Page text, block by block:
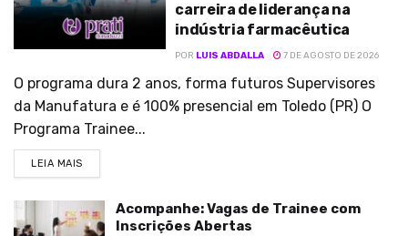
carreira de liderança na
indústria farmacêutica
POR LUIS ABDALLA 7 DE AGOSTO DE 2026
O programa dura 2 anos, forma futuros Supervisores
da Manufatura e é 100% presencial em Toledo (PR) O
Programa Trainee...
LEIA MAIS
Acompanhe: Vagas de Trainee com
Inscrições Abertas